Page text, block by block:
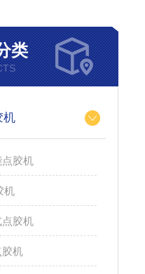
类
机
胶机
机
胶机
胶机